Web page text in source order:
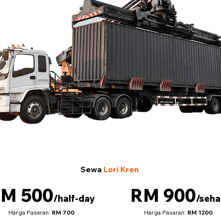
Sewa Lori Kren
RM 900/
Harga Pasaran: RM 1200
500/half-day
Harga Pasaran: RM 700